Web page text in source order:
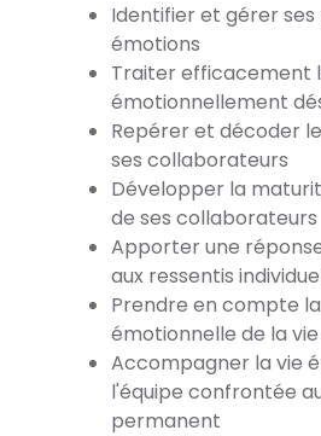
Identifier et gérer
émotions
Traiter efficacement
émotionnellement
Repérer et décoder
ses collaborateurs
Développer la
de ses collaborateurs
Apporter une
aux ressentis
Prendre en compte
émotionnelle de la
Accompagner la vie
l'équipe confrontée
permanent